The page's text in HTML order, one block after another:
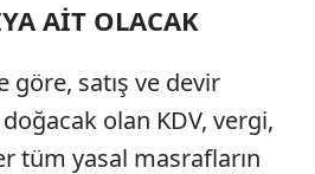
AİT OLACAK
satış ve devir
olan KDV, vergi,
tüm yasal masrafların